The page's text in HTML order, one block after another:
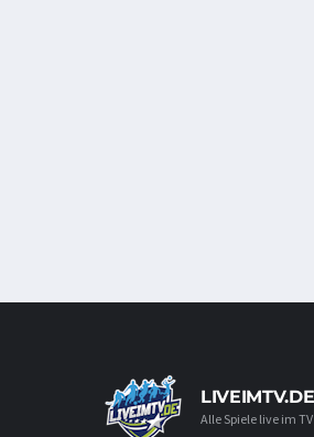
LIVEIMTV.DE
Alle Spiele live im